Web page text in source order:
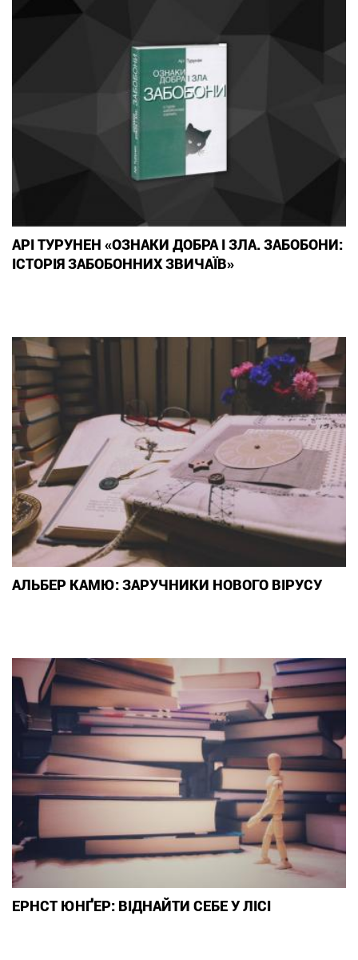
АРІ ТУРУНЕН «ОЗНАКИ ДОБРА І ЗЛА. ЗАБОБОНИ:
ІСТОРІЯ ЗАБОБОННИХ ЗВИЧАЇВ»
АЛЬБЕР КАМЮ: ЗАРУЧНИКИ НОВОГО ВІРУСУ
ЕРНСТ ЮНҐЕР: ВІДНАЙТИ СЕБЕ У ЛІСІ